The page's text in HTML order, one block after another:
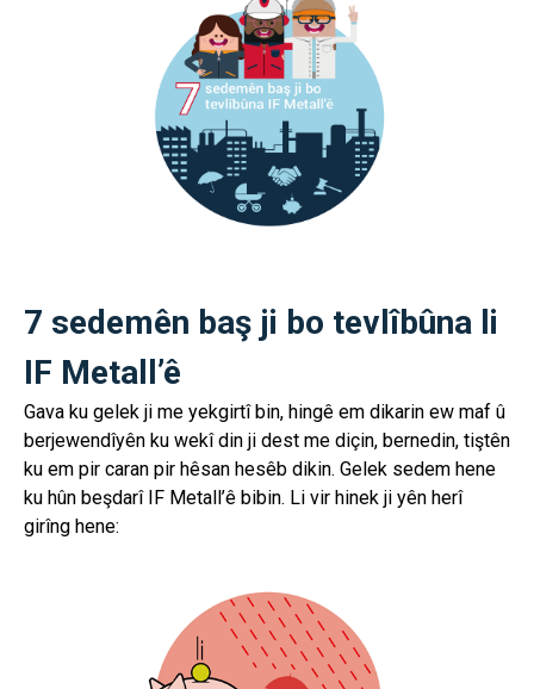
7 sedemên baş ji bo tevlîbûna li
IF Metall’ê
Gava ku gelek ji me yekgirtî bin, hingê em dikarin ew maf û
berjewendîyên ku wekî din ji dest me diçin, bernedin, tiştên
ku em pir caran pir hêsan hesêb dikin. Gelek sedem hene
ku hûn beşdarî IF Metall’ê bibin. Li vir hinek ji yên herî
girîng hene: